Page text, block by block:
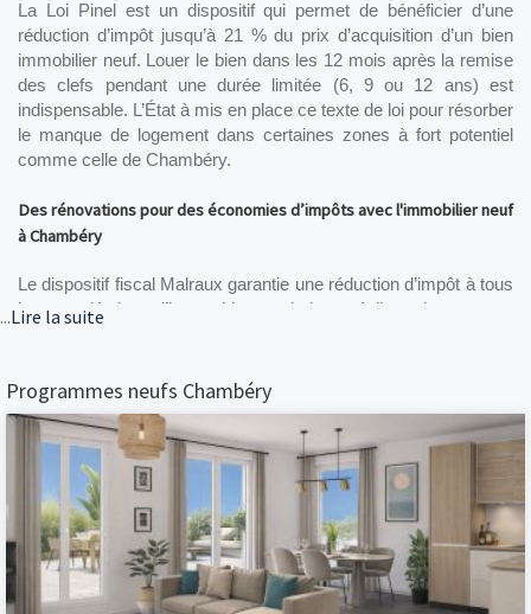
La Loi Pinel est un dispositif qui permet de bénéficier d’une
réduction d’impôt jusqu’à 21 % du prix d’acquisition d’un bien
immobilier neuf. Louer le bien dans les 12 mois après la remise
des clefs pendant une durée limitée (6, 9 ou 12 ans) est
indispensable. L’État à mis en place ce texte de loi pour résorber
le manque de logement dans certaines zones à fort potentiel
comme celle de Chambéry.
Des rénovations pour des économies d’impôts avec l'immobilier neuf
à Chambéry
Le dispositif fiscal Malraux garantie une réduction d’impôt à tous
les propriétaires d’immeubles souhaitant réaliser des travaux
000€ par an, et que la préfecture délivre son autorisation, alors
les avantages fiscaux sont applicables. Notez qu’il faut mettre
en location le bien pendant 9 ans à la suite des travaux.
Investir dans les logements étudiant à Chambéry
L’investissement dans les résidences étudiantes est un moyen
de bénéficier d’une réduction d’impôt étalée sur 9 ans et d’une
récupération de TVA sur l’acquisition du bien. L’investisseur a la
possibilité́ d’acquérir plusieurs lots, mais l’assiette de la
...Lire la suite
Programmes neufs Chambéry